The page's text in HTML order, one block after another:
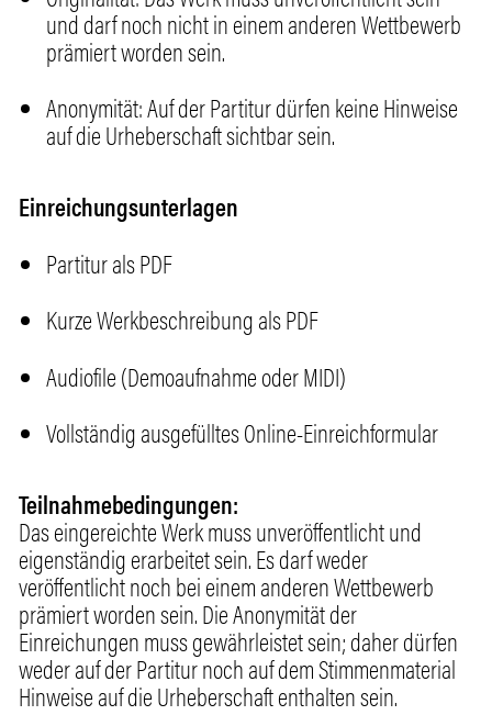
und darf noch nicht in einem anderen Wettbewerb
prämiert worden sein.
Anonymität: Auf der Partitur dürfen keine Hinweise
auf die Urheberschaft sichtbar sein.
Einreichungsunterlagen
Partitur als PDF
Kurze Werkbeschreibung als PDF
Audiofile (Demoaufnahme oder MIDI)
Vollständig ausgefülltes Online-Einreichformular
Teilnahmebedingungen:
Das eingereichte Werk muss unveröffentlicht und
eigenständig erarbeitet sein. Es darf weder
veröffentlicht noch bei einem anderen Wettbewerb
prämiert worden sein. Die Anonymität der
Einreichungen muss gewährleistet sein; daher dürfen
weder auf der Partitur noch auf dem Stimmenmaterial
Hinweise auf die Urheberschaft enthalten sein.